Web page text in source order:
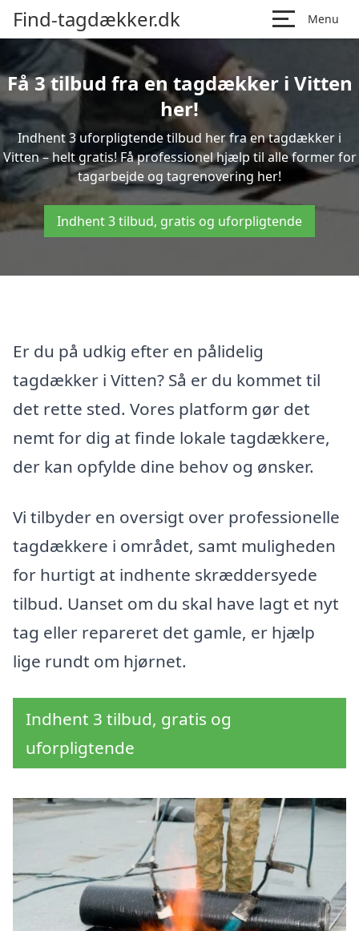
Find-tagdækker.dk Menu
Få 3 tilbud fra en tagdækker i Vitten
her!
Indhent 3 uforpligtende tilbud her fra en tagdækker i
Vitten – helt gratis! Få professionel hjælp til alle former for
tagarbejde og tagrenovering her!
Indhent 3 tilbud, gratis og uforpligtende
Er du på udkig efter en pålidelig
tagdækker i Vitten? Så er du kommet til
det rette sted. Vores platform gør det
nemt for dig at finde lokale tagdækkere,
der kan opfylde dine behov og ønsker.
Vi tilbyder en oversigt over professionelle
tagdækkere i området, samt muligheden
for hurtigt at indhente skræddersyede
tilbud. Uanset om du skal have lagt et nyt
tag eller repareret det gamle, er hjælp
lige rundt om hjørnet.
Indhent 3 tilbud, gratis og
uforpligtende